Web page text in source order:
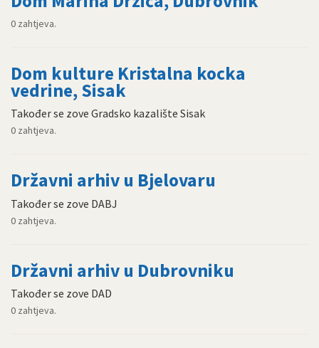
0 zahtjeva.
Dom kulture Kristalna kocka
vedrine, Sisak
Također se zove Gradsko kazalište Sisak
0 zahtjeva.
Državni arhiv u Bjelovaru
Također se zove DABJ
0 zahtjeva.
Državni arhiv u Dubrovniku
Također se zove DAD
0 zahtjeva.